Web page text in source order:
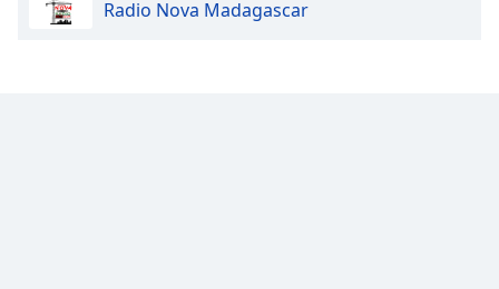
Radio Nova Madagascar